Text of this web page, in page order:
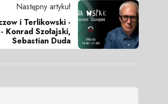
Następny artykuł
i Terlikowski -
Konrad Szołajski,
Sebastian Duda